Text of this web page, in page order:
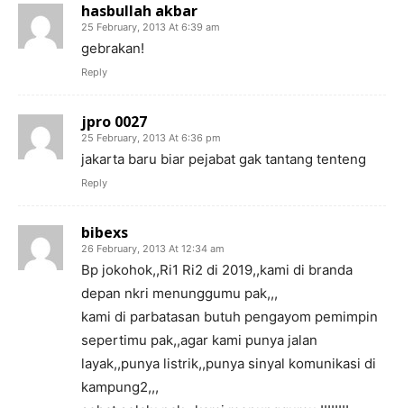
hasbullah akbar
25 February, 2013 At 6:39 am
gebrakan!
Reply
jpro 0027
25 February, 2013 At 6:36 pm
jakarta baru biar pejabat gak tantang tenteng
Reply
bibexs
26 February, 2013 At 12:34 am
Bp jokohok,,Ri1 Ri2 di 2019,,kami di branda
depan nkri menunggumu pak,,,
kami di parbatasan butuh pengayom pemimpin
sepertimu pak,,agar kami punya jalan
layak,,punya listrik,,punya sinyal komunikasi di
kampung2,,,